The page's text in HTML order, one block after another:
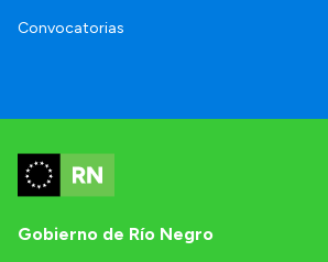
Convocatorias
Gobierno de Río Negro